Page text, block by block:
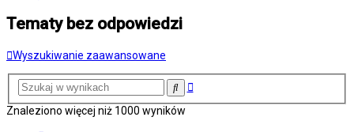
Tematy bez odpowiedzi
Wyszukiwanie zaawansowane
SzukajWyszukiwanie
Znaleziono więcej niż 1000 wyników